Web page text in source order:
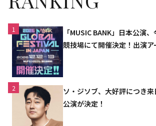
1
「MUSIC BANK」日本公演
競技場にて開催決定！出演
2
ソ・ジソブ、大好評につき
公演が決定！